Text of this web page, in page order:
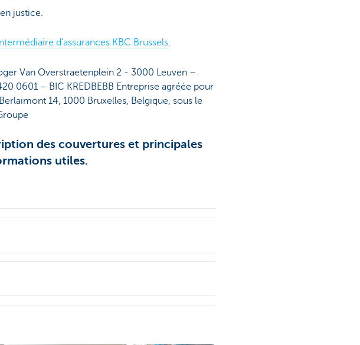
justice.
d'assurances KBC Brussels.
Van Overstraetenplein 2 - 3000 Leuven –
0601 – BIC KREDBEBB Entreprise agréée pour
14, 1000 Bruxelles, Belgique, sous le
des couvertures et principales
utiles.